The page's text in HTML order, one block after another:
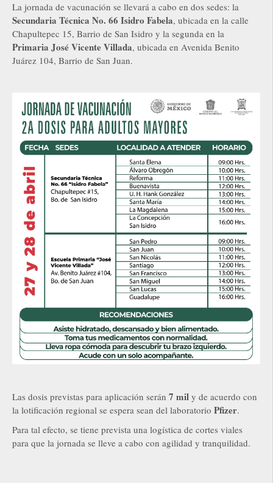
La jornada de vacunación se llevará a cabo en dos sedes: la
Secundaria Técnica No. 66 Isidro Fabela, ubicada en la calle
Chapultepec 15, Barrio de San Isidro y la segunda en la
Primaria José Vicente Villada, ubicada en Avenida Benito
Juárez 104, Barrio de San Juan.
Las dosis previstas para aplicación serán 7 mil y de acuerdo con
la lotificación regional se espera sean del laboratorio Pfizer.
Para tal efecto, se tiene prevista una logística de cortes viales
para que la jornada se lleve a cabo con agilidad y tranquilidad.